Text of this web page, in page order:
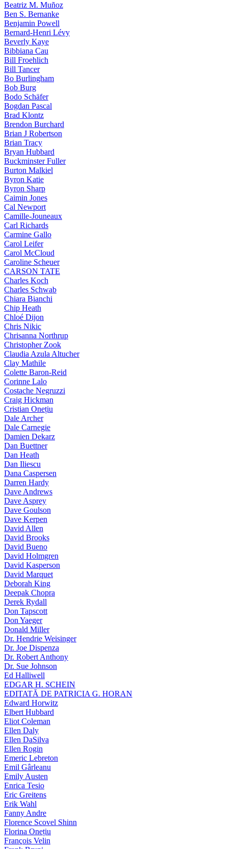
Beatriz M. Muñoz
Ben S. Bernanke
Benjamin Powell
Bernard-Henri Lévy
Beverly Kaye
Bibbiana Cau
Bill Froehlich
Bill Tancer
Bo Burlingham
Bob Burg
Bodo Schäfer
Bogdan Pascal
Brad Klontz
Brendon Burchard
Brian J Robertson
Brian Tracy
Bryan Hubbard
Buckminster Fuller
Burton Malkiel
Byron Katie
Byron Sharp
Caimin Jones
Cal Newport
Camille-Jouneaux
Carl Richards
Carmine Gallo
Carol Leifer
Carol McCloud
Caroline Scheuer
CARSON TATE
Charles Koch
Charles Schwab
Chiara Bianchi
Chip Heath
Chloé Dijon
Chris Nikic
Chrisanna Northrup
Christopher Zook
Claudia Azula Altucher
Clay Mathile
Colette Baron-Reid
Corinne Lalo
Costache Negruzzi
Craig Hickman
Cristian Onețiu
Dale Archer
Dale Carnegie
Damien Dekarz
Dan Buettner
Dan Heath
Dan Iliescu
Dana Caspersen
Darren Hardy
Dave Andrews
Dave Asprey
Dave Goulson
Dave Kerpen
David Allen
David Brooks
David Bueno
David Holmgren
David Kasperson
David Marquet
Deborah King
Deepak Chopra
Derek Rydall
Don Tapscott
Don Yaeger
Donald Miller
Dr. Hendrie Weisinger
Dr. Joe Dispenza
Dr. Robert Anthony
Dr. Sue Johnson
Ed Halliwell
EDGAR H. SCHEIN
EDITATĂ DE PATRICIA G. HORAN
Edward Horwitz
Elbert Hubbard
Eliot Coleman
Ellen Daly
Ellen DaSilva
Ellen Rogin
Emeric Lebreton
Emil Gârleanu
Emily Austen
Enrica Tesio
Eric Greitens
Erik Wahl
Fanny Andre
Florence Scovel Shinn
Florina Onețiu
François Velin